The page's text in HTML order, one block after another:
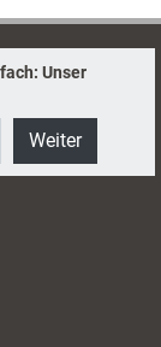
Unser
Weiter